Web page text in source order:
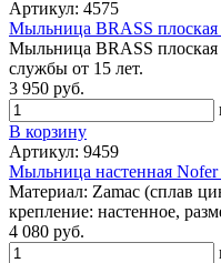
Артикул: 4575
Мыльница BRASS плоская
Мыльница BRASS
службы от 15 лет.
3 950 руб.
В корзину
Артикул: 9459
Мыльница настенная Nofer
Материал: Zamac (сплав
крепление: настенное,
4 080 руб.